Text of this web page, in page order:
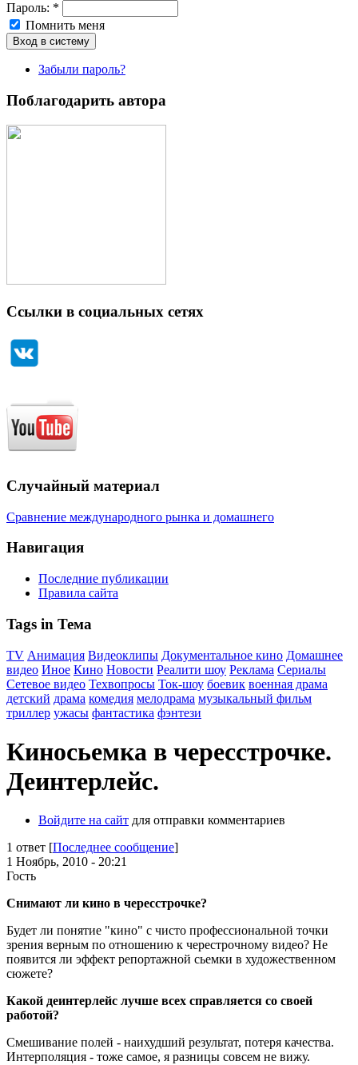
Пароль: *
Помнить меня
Забыли пароль?
Поблагодарить автора
Ссылки в социальных сетях
Случайный материал
Сравнение международного рынка и домашнего
Навигация
Последние публикации
Правила сайта
Tags in Тема
TV Анимация Видеоклипы Документальное кино Домашнее
видео Иное Кино Новости Реалити шоу Реклама Сериалы
Сетевое видео Техвопросы Ток-шоу боевик военная драма
детский драма комедия мелодрама музыкальный фильм
триллер ужасы фантастика фэнтези
Киносьемка в чересстрочке.
Деинтерлейс.
Войдите на сайт для отправки комментариев
1 ответ [Последнее сообщение]
1 Ноябрь, 2010 - 20:21
Гость
Снимают ли кино в чересстрочке?
Будет ли понятие "кино" с чисто профессиональной точки
зрения верным по отношению к черестрочному видео? Не
появится ли эффект репортажной сьемки в художественном
сюжете?
Какой деинтерлейс лучше всех справляется со своей
работой?
Смешивание полей - наихудший результат, потеря качества.
Интерполяция - тоже самое, я разницы совсем не вижу.